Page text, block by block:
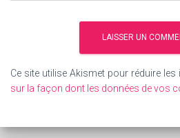
Ce site utilise Akismet pour réduire les
sur la façon dont les données de vos